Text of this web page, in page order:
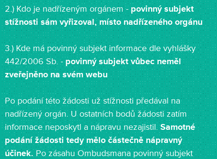
2.) Kdo je nadřízeným orgánem -povinný subjekt
stížnosti sám vyřizoval, místo nadřízeného orgánu
3.) Kde má povinný subjekt informace dle vyhlášky
442/2006 Sb. -povinný subjekt vůbec neměl
zveřejněno na svém webu
Po podání této žádosti už stížnosti předával na
nadřízený orgán. U ostatních bodů žádosti zatím
informace neposkytl a nápravu nezajistil.Samotné
podání žádosti tedy mělo částečně nápravný
účinek.Po zásahu Ombudsmana povinný subjekt